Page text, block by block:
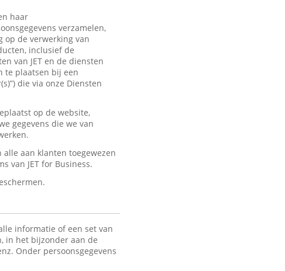
haar
verzamelen,
op de verwerking van
inclusief de
van JET en de diensten
te plaatsen bij een
die via onze Diensten
op de website,
gegevens die we van
alle aan klanten toegewezen
van JET for Business.
informatie of een set van
in het bijzonder aan de
Onder persoonsgegevens